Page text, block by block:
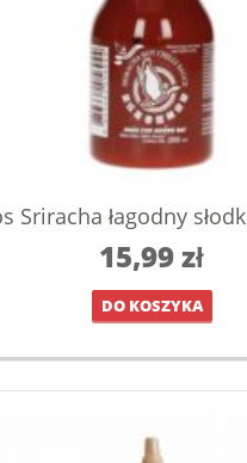
Sriracha łagodny
15,99zł
DO KOSZYKA